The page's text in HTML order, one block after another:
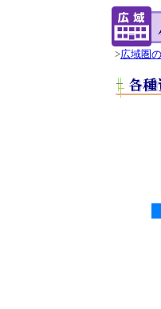
>広域圏